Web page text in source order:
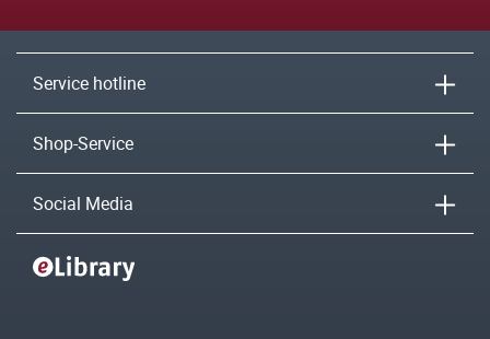
Service hotline
Shop-Service
Social Media